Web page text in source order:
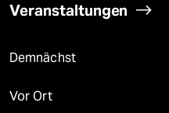
Veranstaltungen
Demnächst
Vor Ort